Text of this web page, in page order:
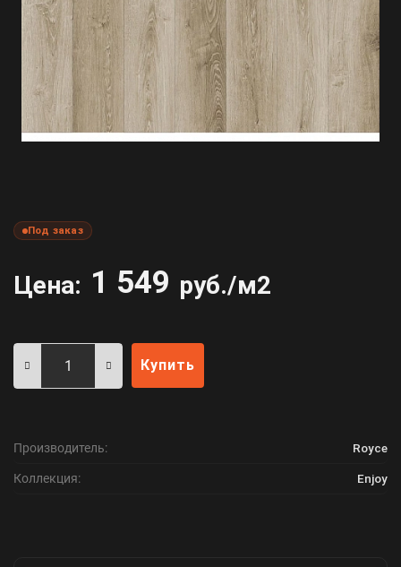
Под заказ
Цена: 1 549 руб./м2
Купить
Производитель: Royce
Коллекция: Enjoy